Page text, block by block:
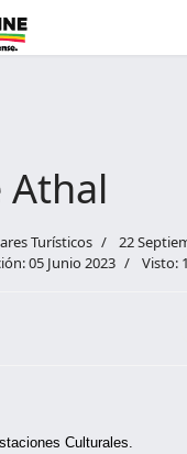
Athal
Turísticos
22
05 Junio 2023
Visto:
Culturales.